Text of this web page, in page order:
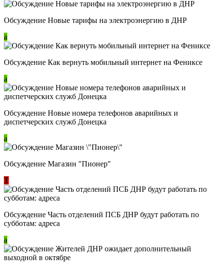
Обсуждение Новые тарифы на электроэнергию в ДНР
a
Обсуждение Как вернуть мобильный интернет на Фениксе
a
Обсуждение Новые номера телефонов аварийных и
диспетчерских служб Донецка
a
Обсуждение Магазин "Пионер"
Т
Обсуждение Часть отделений ПСБ ДНР будут работать по
субботам: адреса
a